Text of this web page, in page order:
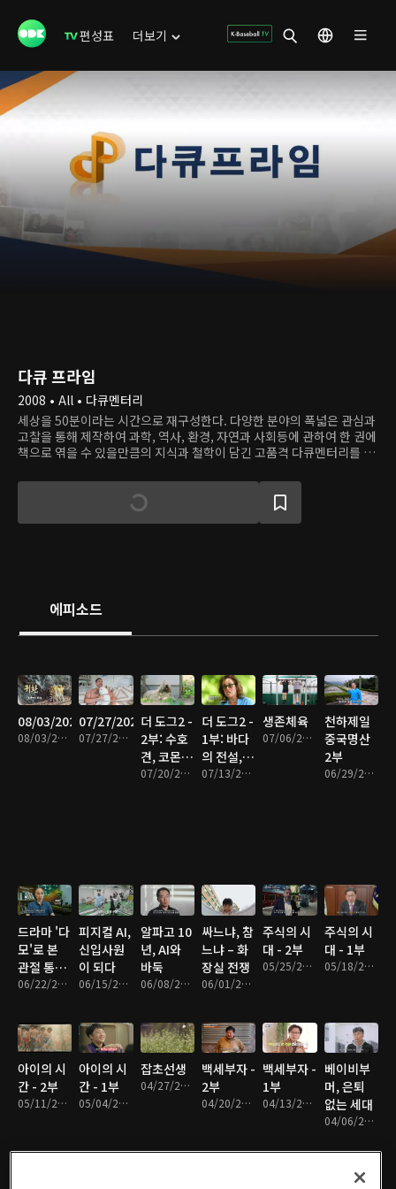
편성표 더보기
다큐 프라임
2008 • All • 다큐멘터리
세상을 50분이라는 시간으로 재구성한다. 다양한 분야의 폭넓은 관심과
고찰을 통해 제작하여 과학, 역사, 환경, 자연과 사회등에 관하여 한 권에
책으로 엮을 수 있을만큼의 지식과 철학이 담긴 고품격 다큐멘터리를 한
에피소드
08/03/2026
08/03/2026 • 49분
07/27/2026
07/27/2026 • 46분
더 도그2 -
2부: 수호
견, 코몬도
르
07/20/2026 • 47분
더 도그2 -
1부: 바다
의 전설,
뉴펀들랜07/13/2026 • 48분
생존체육
07/06/2026 • 47분
천하제일
중국명산
2부
06/29/2026 • 47분
드라마 '다
모'로 본
관절 통증
의 골든타
06/22/2026 • 48분
피지컬 AI,
신입사원
이 되다
06/15/2026 • 49분
알파고 10
년, AI와
바둑
06/08/2026 • 48분
싸느냐, 참
느냐 – 화
장실 전쟁
06/01/2026 • 50분
주식의 시
대 - 2부
05/25/2026 • 47분
주식의 시
대 - 1부
05/18/2026 • 50분
아이의 시
간 - 2부
05/11/2026 • 48분
아이의 시
간 - 1부
05/04/2026 • 48분
잡초선생
04/27/2026 • 46분
백세부자 -
2부
04/20/2026 • 47분
백세부자 -
1부
04/13/2026 • 48분
베이비부
머, 은퇴
없는 세대
04/06/2026 • 48분